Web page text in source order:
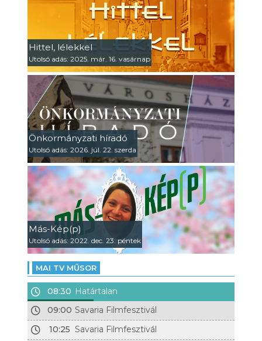
Hittel, lélekkel
Utolsó adás: 2025. már. 16. vasárnap
Önkormányzati híradó
Utolsó adás: 2026. júl. 22. szerda
Más-Kép(p)
Utolsó adás: 2022. dec. 23. péntek
MAI TV MŰSOR
08:30 Határtalan
09:00 Savaria Filmfesztivál
10:25 Savaria Filmfesztivál